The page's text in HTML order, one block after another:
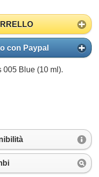
con Paypal
005 Blue (10 ml).